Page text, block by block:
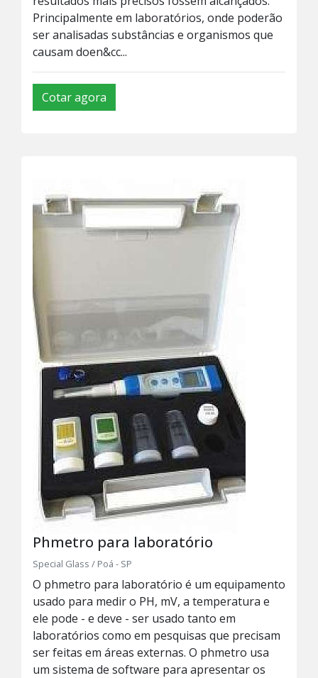
Principalmente em laboratórios, onde poderão
ser analisadas substâncias e organismos que
causam doen&cc...
Cotar agora
Phmetro para laboratório
Special Glass / Poá - SP
O phmetro para laboratório é um equipamento
usado para medir o PH, mV, a temperatura e
ele pode - e deve - ser usado tanto em
laboratórios como em pesquisas que precisam
ser feitas em áreas externas. O phmetro usa
um sistema de software para apresentar os